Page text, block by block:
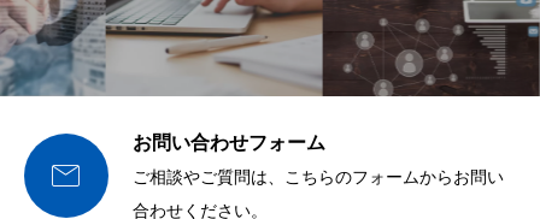

お問い合わせフォーム
ご相談やご質問は、こちらのフォームからお問い
合わせください。